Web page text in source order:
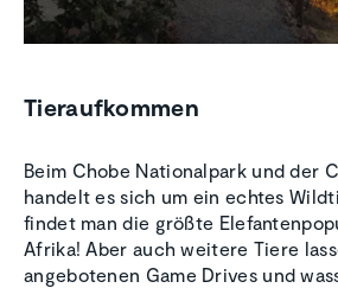
Tieraufkommen
Beim Chobe Nationalpark und der
handelt es sich um ein echtes
findet man die größte
Afrika! Aber auch weitere Tiere
angebotenen Game Drives und